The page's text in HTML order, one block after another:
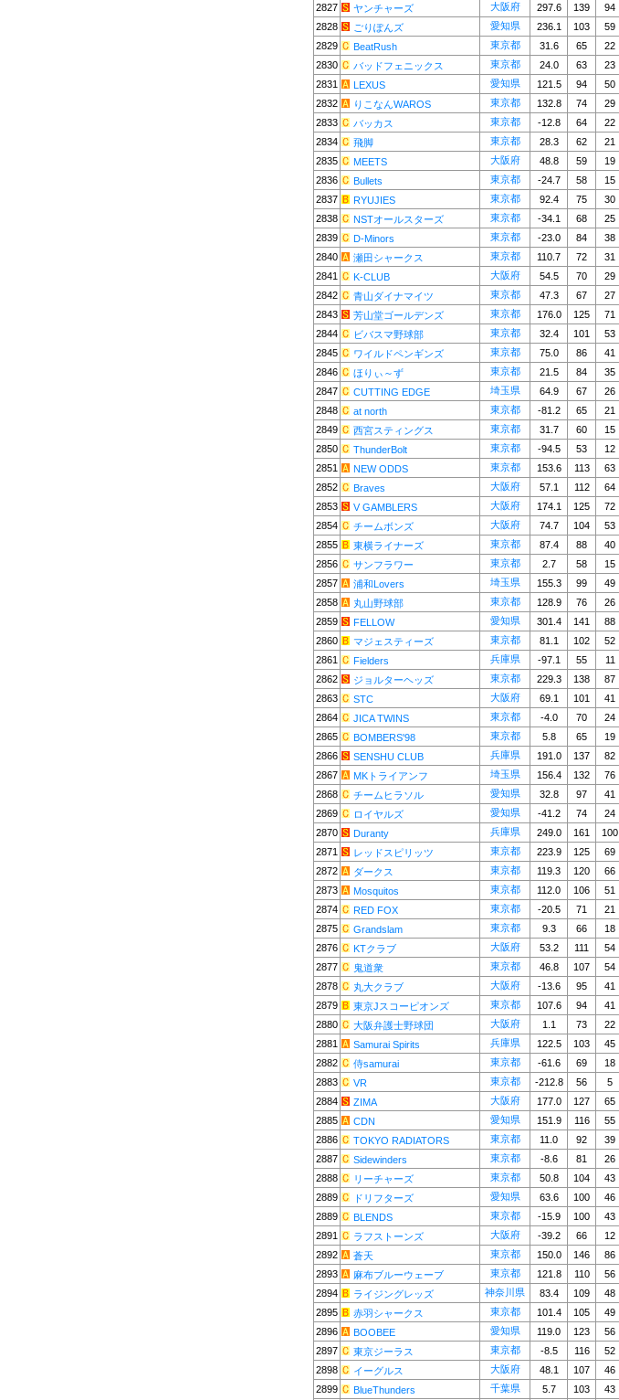
2827
ヤンチャーズ 大阪府 297.6 139 94
2828
ごりぽんズ 愛知県 236.1 103 59
2829
BeatRush 東京都 31.6 65 22
2830
バッドフェニックス 東京都 24.0 63 23
2831
LEXUS 愛知県 121.5 94 50
2832
りこなんWAROS 東京都 132.8 74 29
2833
バッカス 東京都 -12.8 64 22
2834
飛脚 東京都 28.3 62 21
2835
MEETS 大阪府 48.8 59 19
2836
Bullets 東京都 -24.7 58 15
2837
RYUJIES 東京都 92.4 75 30
2838
NSTオールスターズ 東京都 -34.1 68 25
2839
D-Minors 東京都 -23.0 84 38
2840
瀬田シャークス 東京都 110.7 72 31
2841
K-CLUB 大阪府 54.5 70 29
2842
青山ダイナマイツ 東京都 47.3 67 27
2843
芳山堂ゴールデンズ 東京都 176.0 125 71
2844
ビバスマ野球部 東京都 32.4 101 53
2845
ワイルドペンギンズ 東京都 75.0 86 41
2846
ほりぃ～ず 東京都 21.5 84 35
2847
CUTTING EDGE 埼玉県 64.9 67 26
2848
at north 東京都 -81.2 65 21
2849
西宮スティングス 東京都 31.7 60 15
2850
ThunderBolt 東京都 -94.5 53 12
2851
NEW ODDS 東京都 153.6 113 63
2852
Braves 大阪府 57.1 112 64
2853
V GAMBLERS 大阪府 174.1 125 72
2854
チームボンズ 大阪府 74.7 104 53
2855
東横ライナーズ 東京都 87.4 88 40
2856
サンフラワー 東京都 2.7 58 15
2857
浦和Lovers 埼玉県 155.3 99 49
2858
丸山野球部 東京都 128.9 76 26
2859
FELLOW 愛知県 301.4 141 88
2860
マジェスティーズ 東京都 81.1 102 52
2861
Fielders 兵庫県 -97.1 55 11
2862
ジョルターヘッズ 東京都 229.3 138 87
2863
STC 大阪府 69.1 101 41
2864
JICA TWINS 東京都 -4.0 70 24
2865
BOMBERS'98 東京都 5.8 65 19
2866
SENSHU CLUB 兵庫県 191.0 137 82
2867
MKトライアンフ 埼玉県 156.4 132 76
2868
チームヒラソル 愛知県 32.8 97 41
2869
ロイヤルズ 愛知県 -41.2 74 24
2870
Duranty 兵庫県 249.0 161 100
2871
レッドスピリッツ 東京都 223.9 125 69
2872
ダークス 東京都 119.3 120 66
2873
Mosquitos 東京都 112.0 106 51
2874
RED FOX 東京都 -20.5 71 21
2875
Grandslam 東京都 9.3 66 18
2876
KTクラブ 大阪府 53.2 111 54
2877
鬼道衆 東京都 46.8 107 54
2878
丸大クラブ 大阪府 -13.6 95 41
2879
東京Jスコーピオンズ 東京都 107.6 94 41
2880
大阪弁護士野球団 大阪府 1.1 73 22
2881
Samurai Spirits 兵庫県 122.5 103 45
2882
侍samurai 東京都 -61.6 69 18
2883
VR 東京都 -212.8 56 5
2884
ZIMA 大阪府 177.0 127 65
2885
CDN 愛知県 151.9 116 55
2886
TOKYO RADIATORS 東京都 11.0 92 39
2887
Sidewinders 東京都 -8.6 81 26
2888
リーチャーズ 東京都 50.8 104 43
2889
ドリフターズ 愛知県 63.6 100 46
2889
BLENDS 東京都 -15.9 100 43
2891
ラフストーンズ 大阪府 -39.2 66 12
2892
蒼天 東京都 150.0 146 86
2893
麻布ブルーウェーブ 東京都 121.8 110 56
2894
ライジングレッズ 神奈川県 83.4 109 48
2895
赤羽シャークス 東京都 101.4 105 49
2896
BOOBEE 愛知県 119.0 123 56
2897
東京ジーラス 東京都 -8.5 116 52
2898
イーグルス 大阪府 48.1 107 46
2899
BlueThunders 千葉県 5.7 103 43